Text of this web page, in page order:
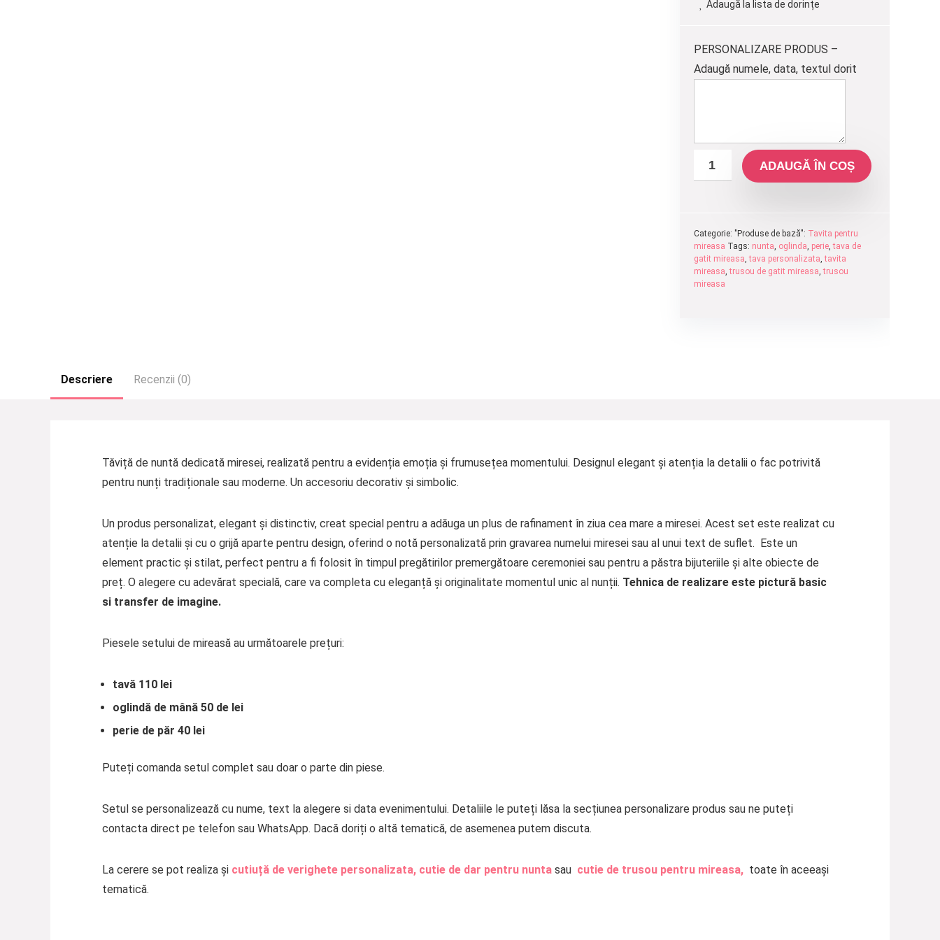
fost:
200.00 lei.
Adaugă la lista de dorințe
PERSONALIZARE PRODUS –
Adaugă numele, data, textul dorit
ADAUGĂ ÎN COȘ
Categorie: "Produse de bază": Tavita pentru
mireasa Tags: nunta, oglinda, perie,tava de
gatit mireasa,tava personalizata,tavita
mireasa,trusou de gatit mireasa,trusou
mireasa
Descriere Recenzii (0)
Tăviță de nuntă dedicată miresei, realizată pentru a evidenția emoția și frumusețea momentului. Designul elegant și atenția la detalii o fac potrivită
pentru nunți tradiționale sau moderne. Un accesoriu decorativ și simbolic.
Un produs personalizat, elegant și distinctiv, creat special pentru a adăuga un plus de rafinament în ziua cea mare a miresei. Acest set este realizat cu
atenție la detalii și cu o grijă aparte pentru design, oferind o notă personalizată prin gravarea numelui miresei sau al unui text de suflet. Este un
element practic și stilat, perfect pentru a fi folosit în timpul pregătirilor premergătoare ceremoniei sau pentru a păstra bijuteriile și alte obiecte de
preț. O alegere cu adevărat specială, care va completa cu eleganță și originalitate momentul unic al nunții. Tehnica de realizare este picturăbasic
si transfer de imagine.
Piesele setului de mireasă au următoarele prețuri:
tavă 110 lei
oglindă de mână 50 de lei
perie de păr 40 lei
Puteți comanda setul complet sau doar o parte din piese.
Setul se personalizează cu nume, text la alegere si data evenimentului. Detaliile le puteți lăsa la secțiunea personalizare produs sau ne puteți
contacta direct pe telefon sau WhatsApp. Dacă doriți o altă tematică, de asemenea putem discuta.
La cerere se pot realiza și cutiuță de verighete personalizata, cutie de dar pentru nuntasau cutie de trusou pentru mireasa, toate în aceeași
tematică.